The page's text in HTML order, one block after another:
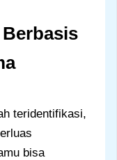
teridentifikasi,
bisa